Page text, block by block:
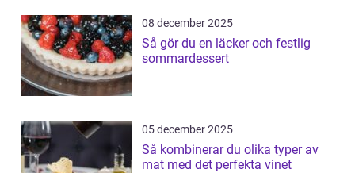
08 december 2025
Så gör du en läcker och festlig
sommardessert
05 december 2025
Så kombinerar du olika typer av
mat med det perfekta vinet